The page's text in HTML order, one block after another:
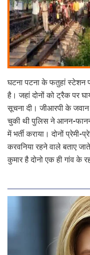
घटना पटना के फतुहां स्टेशन
है। जहां दोनों को ट्रैक पर
सूचना दी। जीआरपी के
चुकी थी पुलिस ने आनन-फानन
में भर्ती कराया। दोनों प्रेमी-
करवनिया रहने वाले बताए
कुमार है दोनो एक ही गांव के